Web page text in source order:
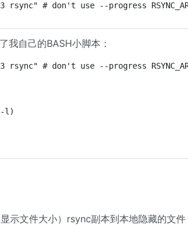
rsync" # don't use --progress
我自己的BASH小脚本：
rsync" # don't use --progress
-l)
示文件大小）rsync副本到本地隐藏的文件